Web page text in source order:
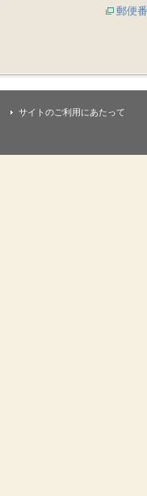
郵便
サイトのご利用にあたって